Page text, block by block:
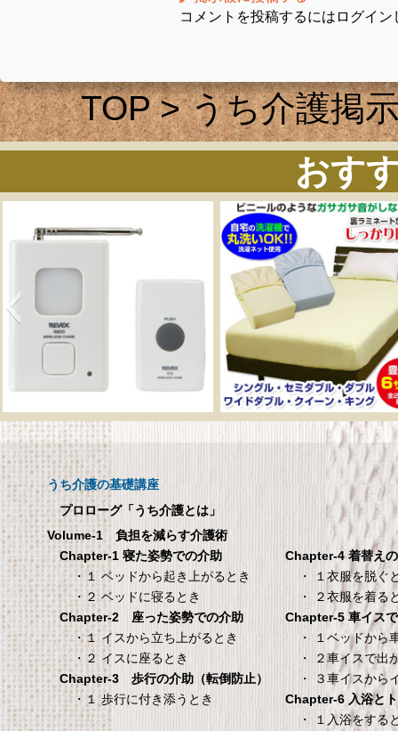
コメントを投稿するにはログイン
TOP>うち介護掲
おす
呼び出しチャイムセット
X810
呼び出しチャイムセット X810
メーカー直販 ベッ
ックスシーツ 防水
ツ 【介護シーツ･ベ
用防水シーツ】シ
100×200×30cm ク
メーカー直販 ベッド用ボ
シーツ 防水シーツ 【介護
ベッド用防水シーツ】シ
100×200×30cm クリー
タンスのゲン 介護用ベ
ッドテーブル キャスタ
ー付き 伸縮式 高さ調節
可能 Licht リヒト
65090050BR
TANITA 【乗った人
タリと当てる「乗
機能」搭載】 体組
ホワイト BC-754-
TANITA 【乗った人をピタ
うち介護の基礎講座
プロローグ「うち介護とは」
Volume-1 負担を減らす介護術
Chapter-1 寝た姿勢での介助
・１ ベッドから起き上がるとき
・２ ベッドに寝るとき
Chapter-2 座った姿勢での介助
・１ イスから立ち上がるとき
・２ イスに座るとき
Chapter-3 歩行の介助（転倒防止）
・１ 歩行に付き添うとき
Chapter-4 着替え
・ １衣服を脱ぐ
・ ２衣服を着る
Chapter-5 車イス
・ １ベッドから
・ ２車イスで出
・ ３車イスから
Chapter-6 入浴と
・ １入浴をする